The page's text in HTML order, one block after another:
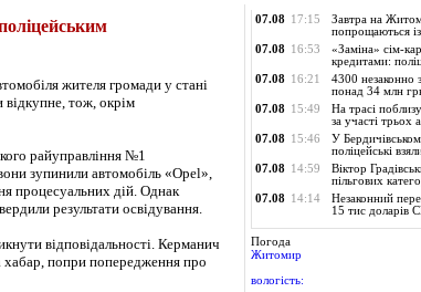
жителя громади у стані
відкупне, тож, окрім
райуправління №1
зупинили автомобіль «Opel»,
процесуальних дій. Однак
результати освідування.
відповідальності. Керманич
хабар, попри попередження про
07.08 17:15
Завтра на
попрощаються
07.08 16:53
«Заміна» сім-
кредитами:
07.08 16:21
4300 незаконно
понад 34 млн
07.08 15:49
На трасі
за участі трьох
07.08 15:46
У
поліцейські
07.08 14:59
Віктор
пільгових
07.08 14:14
Незаконний
15 тис доларів
Погода
Житомир
вологість: